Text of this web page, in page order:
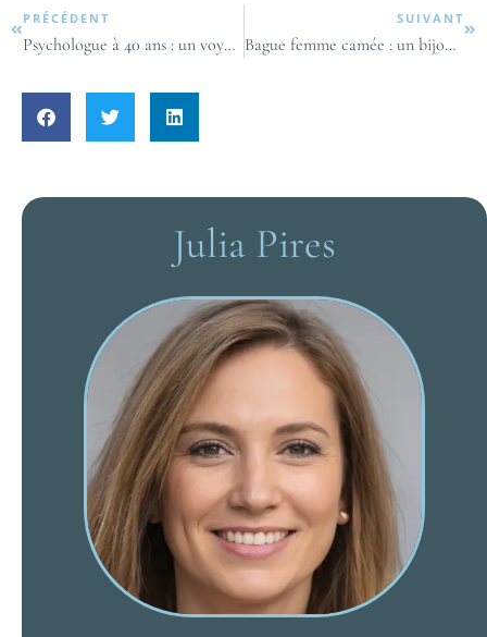
PRÉCÉDENT
Psychologue à 40 ans : un voyage audacieux vers l’épanouissement personnel
SUIVANT
Bague femme camée : un bijou classique pour sublimer votre style
Julia Pires